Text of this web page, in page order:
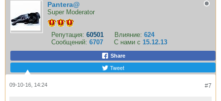
Pantera@
Super Moderator
Репутация: 60501 Влияние: 624
Сообщений: 6707 С нами с 15.12.13
Share
Tweet
#7
09-10-16, 14:24